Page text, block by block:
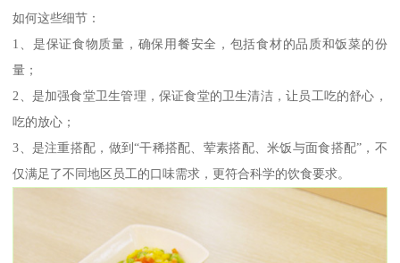
如何这些细节：
1、是保证食物质量，确保用餐安全，包括食材的品质和饭菜的份
量；
2、是加强食堂卫生管理，保证食堂的卫生清洁，让员工吃的舒心，
吃的放心；
3、是注重搭配，做到“干稀搭配、荤素搭配、米饭与面食搭配”，不
仅满足了不同地区员工的口味需求，更符合科学的饮食要求。